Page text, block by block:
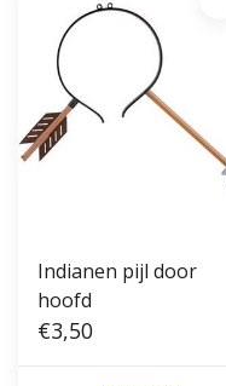
Indianen pijl door
hoofd
€3,50